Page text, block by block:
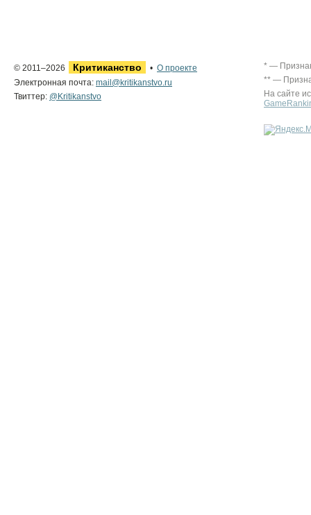
© 2011–2026 Критиканство • О проекте
Электронная почта: mail@kritikanstvo.ru
Твиттер: @Kritikanstvo
* —
** —
На сайте